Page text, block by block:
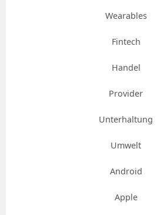
Wearables
Fintech
Handel
Provider
Unterhaltung
Umwelt
Android
Apple